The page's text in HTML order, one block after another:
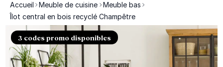
Accueil Meuble de cuisine
Meuble bas
Îlot central en bois recyclé Champêtre
3 codes promo disponibles